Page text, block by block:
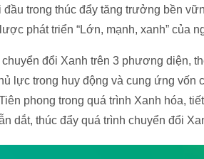
trong thúc đẩy tăng trưởng bền
phát triển “Lớn, mạnh, xanh” của
đổi Xanh trên 3 phương diện,
lực trong huy động và cung ứng vốn
phong trong quá trình Xanh hóa,
dắt, thúc đẩy quá trình chuyển đổi